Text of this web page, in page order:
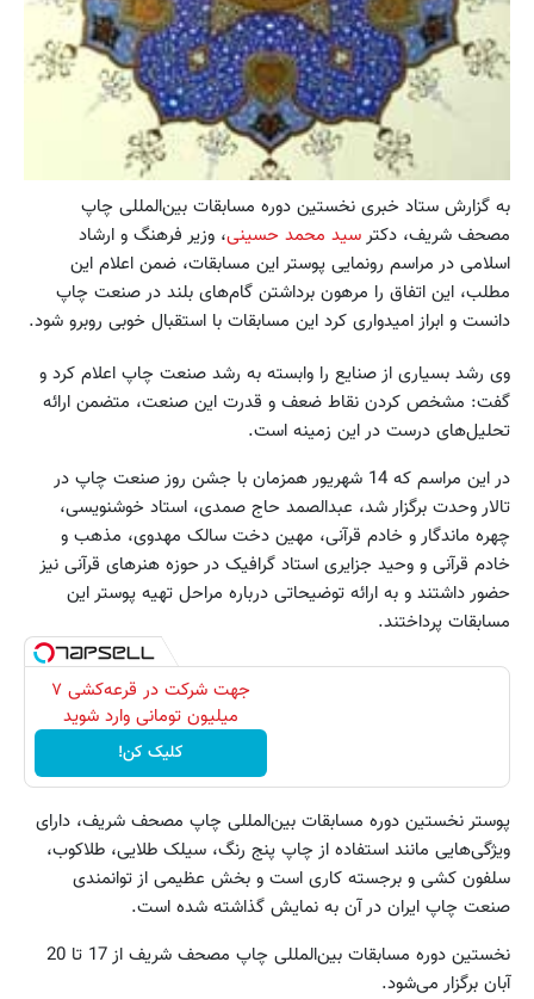
به گزارش ستاد خبری نخستین دوره مسابقات بین‌المللی چاپ
مصحف شریف، دکترسید محمد حسینی، وزیر فرهنگ و ارشاد
اسلامی در مراسم رونمایی پوستر این مسابقات، ضمن اعلام این
مطلب، این اتفاق را مرهون برداشتن گام‌های بلند در صنعت چاپ
دانست و ابراز امیدواری کرد این مسابقات با استقبال خوبی روبرو شود.
وی رشد بسیاری از صنایع را وابسته به رشد صنعت چاپ اعلام کرد و
گفت: مشخص کردن نقاط ضعف و قدرت این صنعت، متضمن ارائه
تحلیل‌های درست در این زمینه است.
در این مراسم که 14 شهریور همزمان با جشن روز صنعت چاپ در
تالار وحدت برگزار شد، عبدالصمد حاج صمدی، استاد خوشنویسی،
چهره ماندگار و خادم قرآنی، مهین دخت سالک مهدوی، مذهب و
خادم قرآنی و وحید جزایری استاد گرافیک در حوزه هنرهای قرآنی نیز
حضور داشتند و به ارائه توضیحاتی درباره مراحل تهیه پوستر این
مسابقات پرداختند.
جهت شرکت در قرعه‌کشی ۷
میلیون تومانی وارد شوید
کلیک کن!
پوستر نخستین دوره مسابقات بین‌المللی چاپ مصحف شریف، دارای
ویژگی‌هایی مانند استفاده از چاپ پنج رنگ، سیلک طلایی، طلاکوب،
سلفون کشی و برجسته کاری است و بخش عظیمی از توانمندی
صنعت چاپ ایران در آن به نمایش گذاشته شده است.
نخستین دوره مسابقات بین‌المللی چاپ مصحف شریف از 17 تا 20
آبان برگزار می‌شود.